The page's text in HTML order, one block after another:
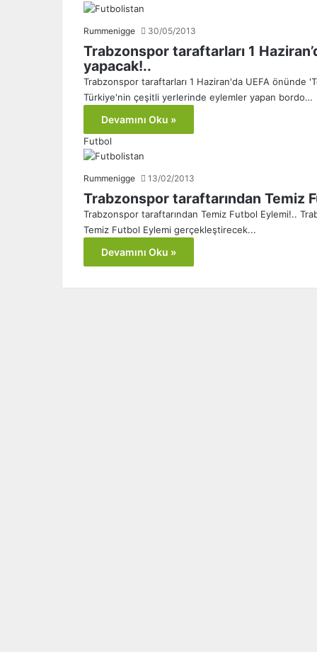
Rummenigge 30/05/2013
Trabzonspor taraftarları 1
yapacak!..
Trabzonspor taraftarları 1 Haziran'da UEFA önünde
Türkiye'nin çeşitli yerlerinde eylemler yapan bordo…
Devamını Oku »
Futbol
Rummenigge 13/02/2013
Trabzonspor taraftarından Temiz
Trabzonspor taraftarından Temiz Futbol Eylemi!..
Temiz Futbol Eylemi gerçekleştirecek...
Devamını Oku »